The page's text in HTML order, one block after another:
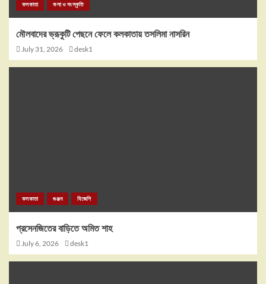
কলকাতা কলা ও সংস্কৃতি
মৌলবাদের ভ্রূকুটি পেছনে ফেলে কলকাতায় তসলিমা নাসরিন
July 31, 2026 desk1
কলকাতা গুঞ্জন বিজেপি
প্রসেনজিতের বাড়িতে অমিত শাহ
July 6, 2026 desk1